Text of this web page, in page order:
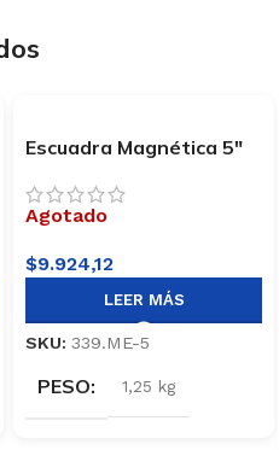
Escuadra Magnética 5″
Agotado
$9.924,12
LEER MÁS
SKU: 339.ME-5
PESO 1,25 kg